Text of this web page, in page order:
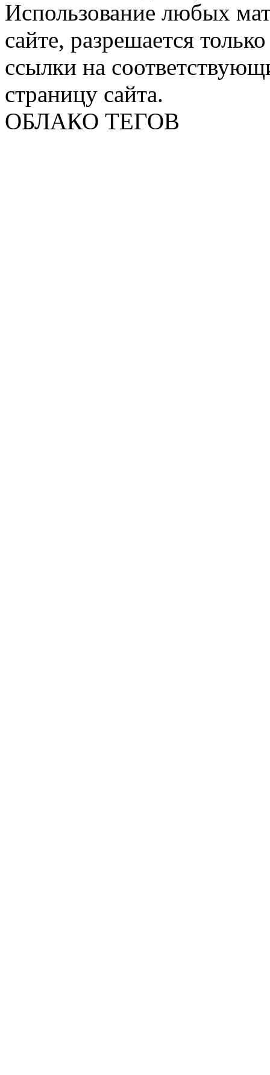
Использование любых
сайте, разрешается
ссылки на
страницу сайта.
ОБЛАКО ТЕГОВ